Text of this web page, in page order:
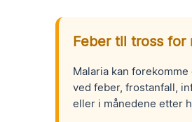
Feber til tross for
Malaria kan
ved feber, frostanfall,
eller i månedene etter